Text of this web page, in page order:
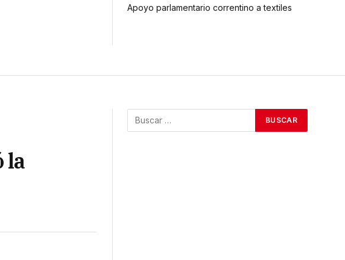
Apoyo parlamentario correntino a textiles
la